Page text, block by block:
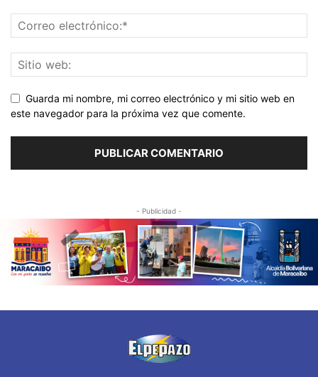
Guarda mi nombre, mi correo electrónico y mi sitio web en
este navegador para la próxima vez que comente.
- Publicidad -